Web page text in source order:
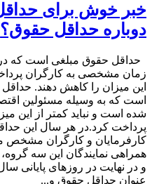
خبر خوش برای
دوباره حداقل حقوق؟
حداقل حقوق مبلغی است که در
زمان مشخصی به کارگران
این میزان را کاهش دهند.
است که به وسیله مسئولین
شده است و نباید کمتر از این
پرداخت کرد.در هر سال این
کارفرمایان و کارگران مشخص
همراهی نمایندگان این سه
و در نهایت در روزهای پایانی
عنوان حداقل حقوق و...